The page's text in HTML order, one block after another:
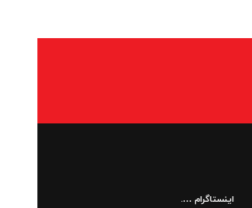
اینستاگرام ….